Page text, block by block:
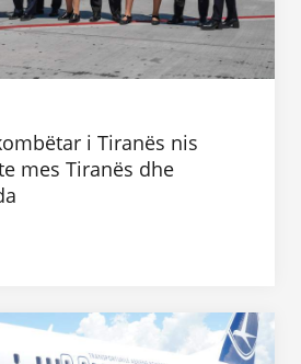
i Tiranës nis
mes Tiranës dhe